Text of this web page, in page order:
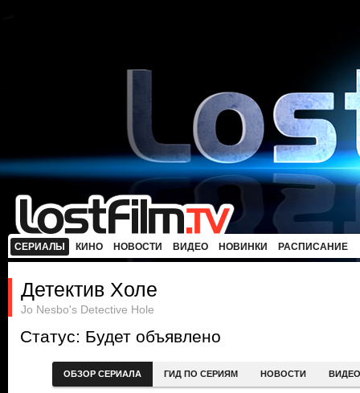
СЕРИАЛЫ КИНО НОВОСТИ ВИДЕО НОВИНКИ РАСПИСАНИЕ
Детектив Холе
Jo Nesbo's Detective Hole
Статус: Будет объявлено
ОБЗОР СЕРИАЛА ГИД ПО СЕРИЯМ НОВОСТИ ВИДЕО